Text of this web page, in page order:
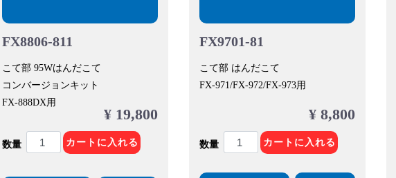
FX8806-811
こて部 95Wはんだこて
コンバージョンキット
FX-888DX用
¥ 19,800
数量 カートに入れる
FX9701-81
こて部 はんだこて
FX-971/FX-972/FX-973用
¥ 8,800
数量 カートに入れる